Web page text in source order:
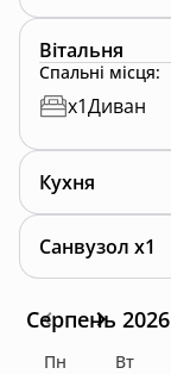
Вітальня
Спальні місця:
x1Диван
Кухня
Санвузол x1
Серпень 2026
Пн Вт